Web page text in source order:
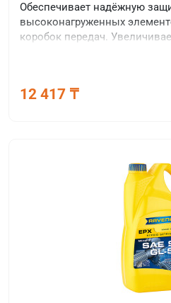
Обеспечивает надёжную
высоконагруженных
коробок передач.
12 417 ₸